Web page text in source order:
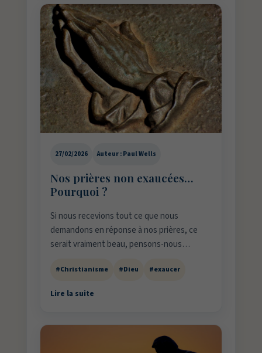
27/02/2026 Auteur : Paul Wells
Nos prières non exaucées…
Pourquoi ?
Si nous recevions tout ce que nous
demandons en réponse à nos prières, ce
serait vraiment beau, pensons-nous…
#Christianisme #Dieu #exaucer
Lire la suite